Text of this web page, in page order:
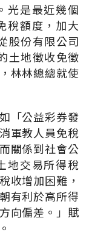
光是最近幾個
稅額度，加大
股份有限公司
土地徵收免徵
林林總總就使
「公益彩券發
軍教人員免稅
關係到社會公
地交易所得稅
收增加困難，
有利於高所得
向偏差。」賦